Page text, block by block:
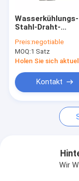
Wasserkühlungs-
Stahl-Draht-
3phase für
Preis:negotiable
MOQ:1 Satz
Kontakt
Wir